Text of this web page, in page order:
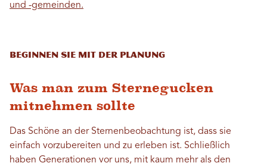
und -gemeinden.
Beginnen Sie mit der Planung
Was man zum Sternegucken
mitnehmen sollte
Das Schöne an der Sternenbeobachtung ist, dass sie
einfach vorzubereiten und zu erleben ist. Schließlich
haben Generationen vor uns, mit kaum mehr als den